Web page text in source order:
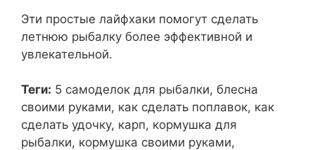
Эти простые лайфхаки помогут сделать
летнюю рыбалку более эффективной и
увлекательной.
Теги: 5 самоделок для рыбалки, блесна
своими руками, как сделать поплавок, как
сделать удочку, карп, кормушка для
рыбалки, кормушка своими руками,